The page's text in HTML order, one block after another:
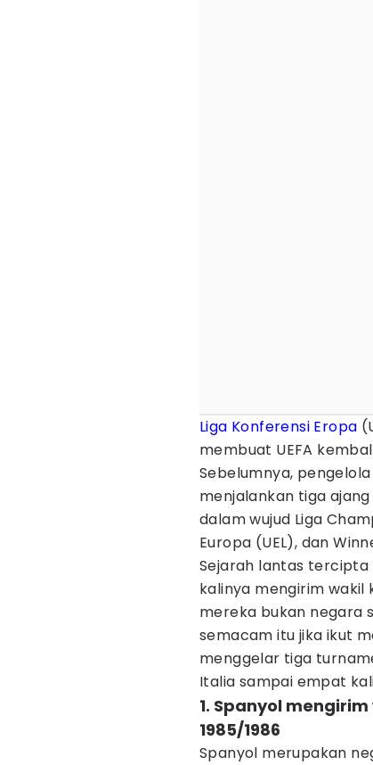
Liga Konferensi Eropa
membuat UEFA
Sebelumnya,
menjalankan tiga
dalam wujud Liga
Europa (UEL), dan
Sejarah lantas
kalinya mengirim wakil
mereka bukan negara
semacam itu jika ikut
menggelar tiga
Italia sampai empat
1. Spanyol
1985/1986
Spanyol merupakan